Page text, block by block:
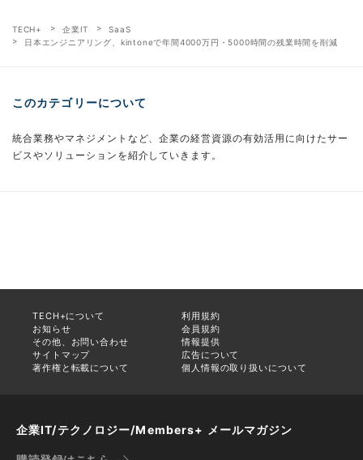
TECH+ 企業IT
SaaS
日本エンジニアリング、kintoneで年間4000万円・5000時間の残業時間を削減
このカテゴリーについて
統合業務やマネジメントなど、企業の経営資源の有効活用に向けたサー
ビスやソリューションを紹介していきます。
TECH+について
利用規約
お知らせ
会員規約
その他、お問い合わせ
情報提供
サイトマップ
広告について
著作権と転載について
個人情報の取り扱いについて
企業IT/テクノロジー/Members+ メールマガジン